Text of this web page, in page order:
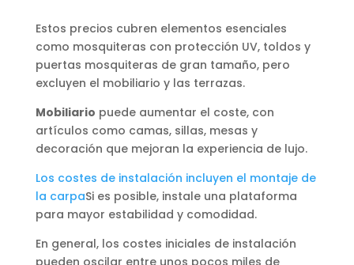
Estos precios cubren elementos esenciales
como mosquiteras con protección UV, toldos y
puertas mosquiteras de gran tamaño, pero
excluyen el mobiliario y las terrazas.
Mobiliario puede aumentar el coste, con
artículos como camas, sillas, mesas y
decoración que mejoran la experiencia de lujo.
Los costes de instalación incluyen el montaje de
la carpaSi es posible, instale una plataforma
para mayor estabilidad y comodidad.
En general, los costes iniciales de instalación
pueden oscilar entre unos pocos miles de